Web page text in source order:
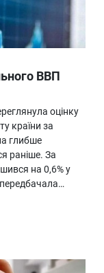
ВВП
оцінку
країни за
глибше
раніше. За
на 0,6% у
передбачала…